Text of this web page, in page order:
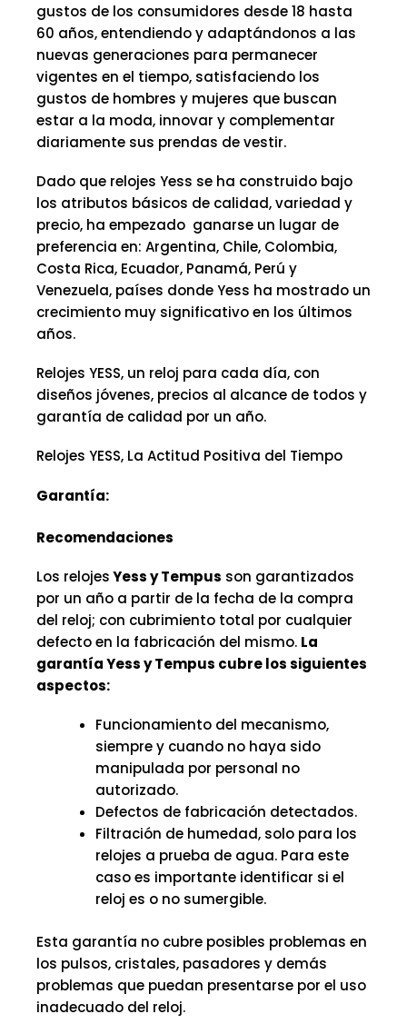
gustos de los consumidores desde 18 hasta
60 años, entendiendo y adaptándonos a las
nuevas generaciones para permanecer
vigentes en el tiempo, satisfaciendo los
gustos de hombres y mujeres que buscan
estar a la moda, innovar y complementar
diariamente sus prendas de vestir.
Dado que relojes Yess se ha construido bajo
los atributos básicos de calidad, variedad y
precio, ha empezado ganarse un lugar de
preferencia en: Argentina, Chile, Colombia,
Costa Rica, Ecuador, Panamá, Perú y
Venezuela, países donde Yess ha mostrado un
crecimiento muy significativo en los últimos
años.
Relojes YESS, un reloj para cada día, con
diseños jóvenes, precios al alcance de todos y
garantía de calidad por un año.
Relojes YESS, La Actitud Positiva del Tiempo
Garantía:
Recomendaciones
Los relojesYess y Tempus son garantizados
por un año a partir de la fecha de la compra
del reloj; con cubrimiento total por cualquier
defecto en la fabricación del mismo. La
garantía Yess y Tempus cubre los siguientes
aspectos:
Funcionamiento del mecanismo,
siempre y cuando no haya sido
manipulada por personal no
autorizado.
Defectos de fabricación detectados.
Filtración de humedad, solo para los
relojes a prueba de agua. Para este
caso es importante identificar si el
reloj es o no sumergible.
Esta garantía no cubre posibles problemas en
los pulsos, cristales, pasadores y demás
problemas que puedan presentarse por el uso
inadecuado del reloj.